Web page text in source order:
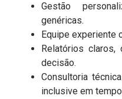
Gestão
genéricas.
Equipe experiente
Relatórios
decisão.
Consultoria
inclusive em